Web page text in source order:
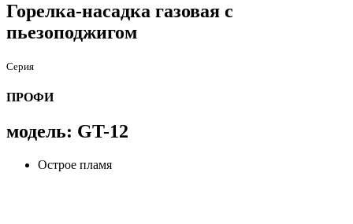
Горелка-насадка газовая с
пьезоподжигом
Серия
ПРОФИ
модель: GT-12
Острое пламя